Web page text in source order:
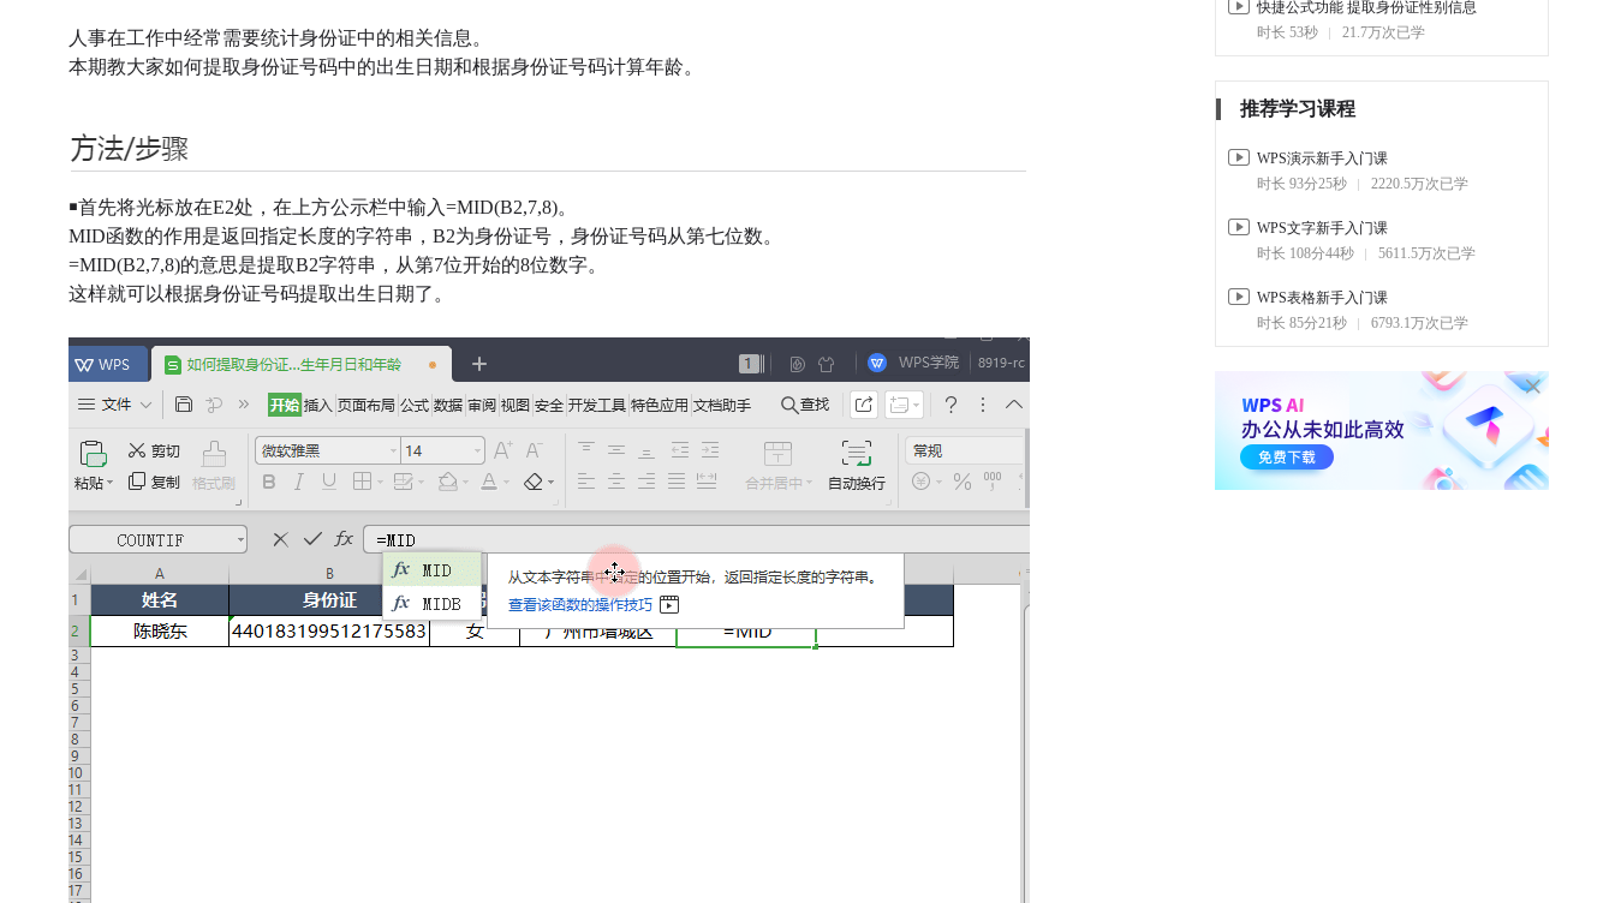
人事在工作中经常需要统计身份证中的相关信息。
本期教大家如何提取身份证号码中的出生日期和根据身份证号码计算年龄。
￭首先将光标放在E2处，在上方公示栏中输入=MID(B2,7,8)。
MID函数的作用是返回指定长度的字符串，B2为身份证号，身份证号码从第七位数。
=MID(B2,7,8)的意思是提取B2字符串，从第7位开始的8位数字。
这样就可以根据身份证号码提取出生日期了。
2. 员工考勤考核
考勤表
COUNTA函数 自动生成员
工编号
6.6万
01:25
VLOOKUP函数 制作员工信
13万
01:31
3.7万
3. 常用快捷输入
如何制作面试 随机次序表
快捷公式功能 提取身份证性别信息
时长 53秒
21.7万次已学
推荐学习课程
WPS演示新手入门课
时长 93分25秒
2220.5万次已学
WPS文字新手入门课
时长 108分44秒
5611.5万次已学
WPS表格新手入门课
时长 85分21秒
6793.1万次已学